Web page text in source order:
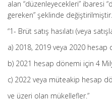
alan “düzenleyecekleri” ibaresi
gereken” şeklinde değiştirilmiştir.
“1- Brüt satış hasılatı (veya
a) 2018, 2019 veya 2020 hesap
b) 2021 hesap dönemi için 4
c) 2022 veya müteakip hesap
ve üzeri olan mükellefler.”